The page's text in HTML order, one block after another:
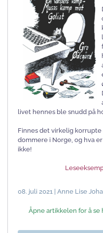
livet hennes ble snudd på
Finnes det virkelig
dommere i Norge, og hva
ikke!
08. juli 2021 | Anne Lise
Åpne artikkelen for å se